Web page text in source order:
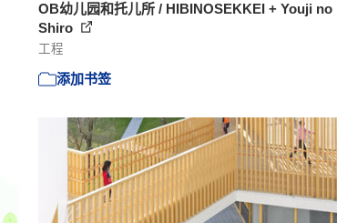
OB幼儿园和托儿所 / HIBINOSEKKEI + Youji no
Shiro
工程
添加书签